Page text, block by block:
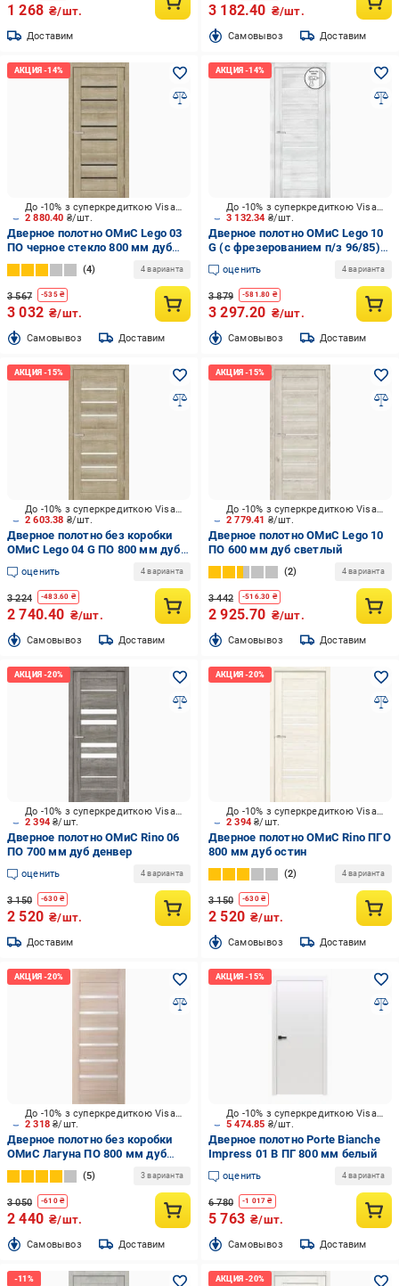
1 268 ₴/шт.
Доставим
3 182.40 ₴/шт.
Cамовывоз Доставим
2 880.40 ₴/шт.
До -10% з суперкредиткою Visa Вигода
Дверное полотно ОМиС Lego 03
ПО черное стекло 800 мм дуб
неаполь
4 4 варианта
3 567 -535₴
3 032 ₴/шт.
Cамовывоз Доставим
3 132.34 ₴/шт.
До -10% з суперкредиткою Visa Вигода
Дверное полотно ОМиС Lego 10
G (с фрезерованием п/з 96/85)
ПО 700 мм клен айс
оценить 4 варианта
3 879 -581.80 ₴
3 297.20 ₴/шт.
Cамовывоз Доставим
2 603.38 ₴/шт.
До -10% з суперкредиткою Visa Вигода
Дверное полотно без коробки
ОМиС Lego 04 G ПО 800 мм дуб
неаполь
оценить 4 варианта
3 224 -483.60 ₴
2 740.40 ₴/шт.
Cамовывоз Доставим
2 779.41 ₴/шт.
До -10% з суперкредиткою Visa Вигода
Дверное полотно ОМиС Lego 10
ПО 600 мм дуб светлый
2 4 варианта
3 442 -516.30 ₴
2 925.70 ₴/шт.
Cамовывоз Доставим
2 394₴/шт.
До -10% з суперкредиткою Visa Вигода
Дверное полотно ОМиС Rino 06
ПО 700 мм дуб денвер
оценить 4 варианта
3 150 -630₴
2 520 ₴/шт.
Доставим
2 394₴/шт.
До -10% з суперкредиткою Visa Вигода
Дверное полотно ОМиС Rino ПГО
800 мм дуб остин
2 4 варианта
3 150 -630₴
2 520 ₴/шт.
Cамовывоз Доставим
2 318₴/шт.
До -10% з суперкредиткою Visa Вигода
Дверное полотно без коробки
ОМиС Лагуна ПО 800 мм дуб
латте
5 3 варианта
3 050 -610₴
2 440 ₴/шт.
Cамовывоз Доставим
5 474.85 ₴/шт.
До -10% з суперкредиткою Visa Вигода
Дверное полотно Porte Bianche
Impress 01 В ПГ 800 мм белый
оценить 4 варианта
6 780 -1 017 ₴
5 763 ₴/шт.
Cамовывоз Доставим